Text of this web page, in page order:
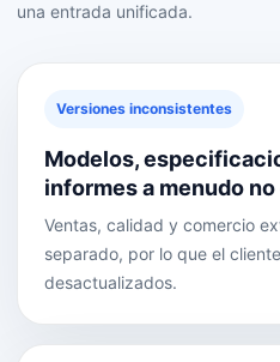
una entrada unificada.
Versiones inconsistentes
Modelos,
informes a menudo
Ventas, calidad y comercio
separado, por lo que el
desactualizados.